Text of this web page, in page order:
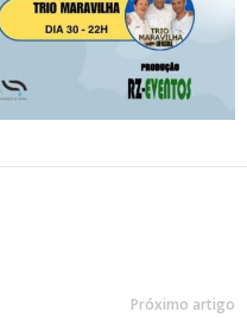
Próximo artigo